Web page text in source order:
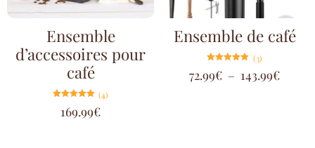
Ensemble
d’accessoires pour
café
5.00
sur 5
(4)
169.99€
Ensemble de café
5.00
sur 5
(3)
72.99€ – 143.99€